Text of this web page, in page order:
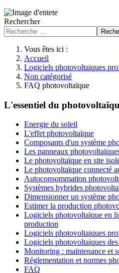
Rechercher
Vous êtes ici :
Accueil
Logiciels photovoltaiques
Non catégorisé
FAQ photovoltaïque
L'essentiel du
Energie du soleil
L'effet photovoltaïque
Composants d'un système
Les panneaux
Le photovoltaïque en site
Le photovoltaïque connecté
Autoconsommation
Systèmes hybrides
Dimensionner un système
Estimer la production
Logiciels photovoltaïque en
production
Logiciels photovoltaiques
Logiciels photovoltaiques
Monitoring : maintenance et
Réglementation et normes
FAQ